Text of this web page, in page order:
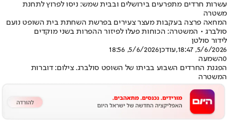
עשרות חרדים מתפרעים בירושלים ובבית שמש: ניסו לפרוץ לתחנת
משטרה
המחאה פרצה בעקבות מעצר צעירים בפרשת השחתת בית השופט נועם
סולברג • המשטרה: הכוחות פעלו לפיזור ההפרות בשני מוקדים
לידור סולטן
5/6/2026, 18:47
,עודכן5/6/2026, 18:56
0השמעה
הפגנת החרדים השבוע בביתו של השופט סולברג. צילום: דוברות
המשטרה